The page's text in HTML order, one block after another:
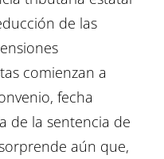
de las
comienzan a
fecha
de la sentencia de
aún que,